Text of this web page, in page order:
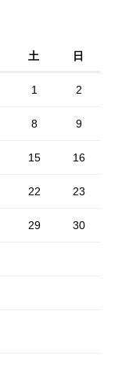
土 日
1 2
8 9
15 16
22 23
29 30